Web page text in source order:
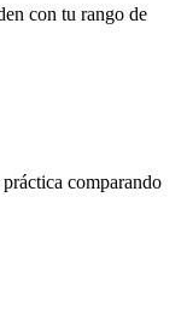
con tu rango de
comparando